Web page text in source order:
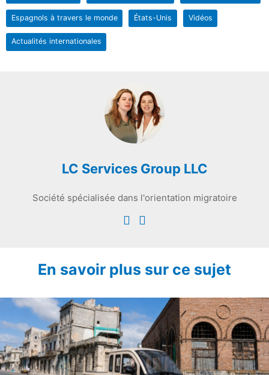
Espagnols à travers le monde États-Unis Vidéos
Actualités internationales
LC Services Group LLC
Société spécialisée dans l'orientation migratoire
En savoir plus sur ce sujet